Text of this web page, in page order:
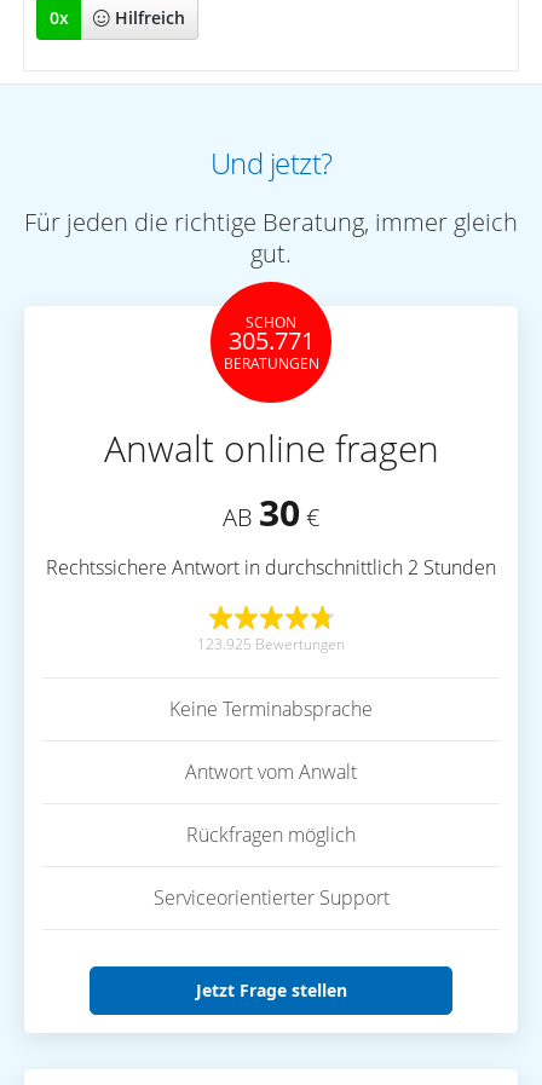
0x Hilfreich
Und jetzt?
Für jeden die richtige Beratung, immer gleich
gut.
SCHON
305.771
BERATUNGEN
Anwalt online fragen
AB 30 €
Rechtssichere Antwort in durchschnittlich 2 Stunden
123.925 Bewertungen
Keine Terminabsprache
Antwort vom Anwalt
Rückfragen möglich
Serviceorientierter Support
Jetzt Frage stellen